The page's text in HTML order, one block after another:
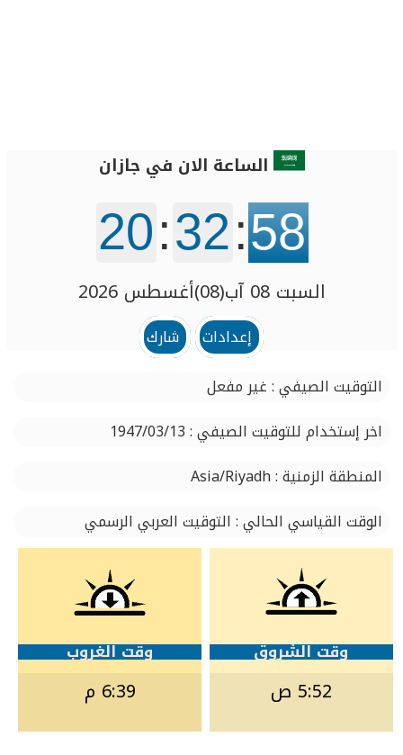
الساعة الان في جازان
20:32:58
السبت 08 آب(08)أغسطس 2026
إعدادات
شارك
التوقيت الصيفي : غير مفعل
اخر إستخدام للتوقيت الصيفي : 1947/03/13
المنطقة الزمنية : Asia/Riyadh
الوقت القياسي الحالي : التوقيت العربي الرسمي
وقت الشروق
5:52 ص
وقت الغروب
6:39 م